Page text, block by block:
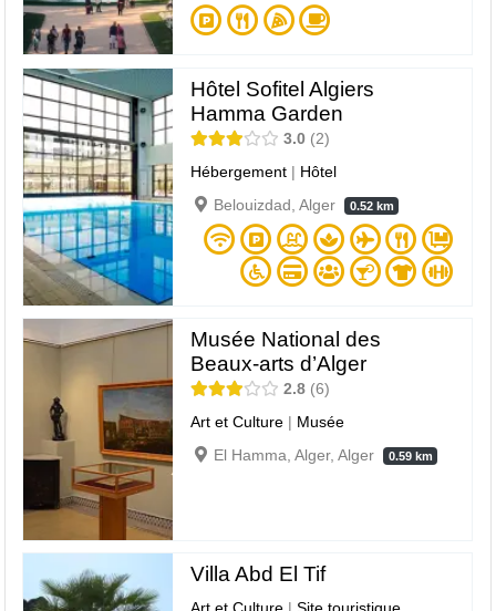
Hôtel Sofitel Algiers
Hamma Garden
3.0
2
Hébergement | Hôtel
Belouizdad, Alger
0.52 km
Musée National des
Beaux-arts d’Alger
2.8 6
Art et Culture | Musée
El Hamma, Alger, Alger
0.59 km
Villa Abd El Tif
Art et Culture |Site touristique